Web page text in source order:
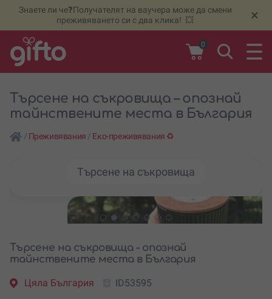
Знаете ли че❓Получателят на ваучера може да смени
преживяването си с два клика! 💥
×
0
Търсене на съкровища – опознай
тайнствените места в България
/ Преживявания / Еко-преживявания ♻️
Търсене на съкровища
Търсене на съкровища - опознай
тайнствените места в България
Цяла България ID53595